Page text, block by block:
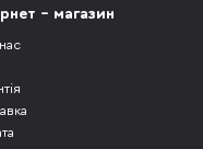
- магазин